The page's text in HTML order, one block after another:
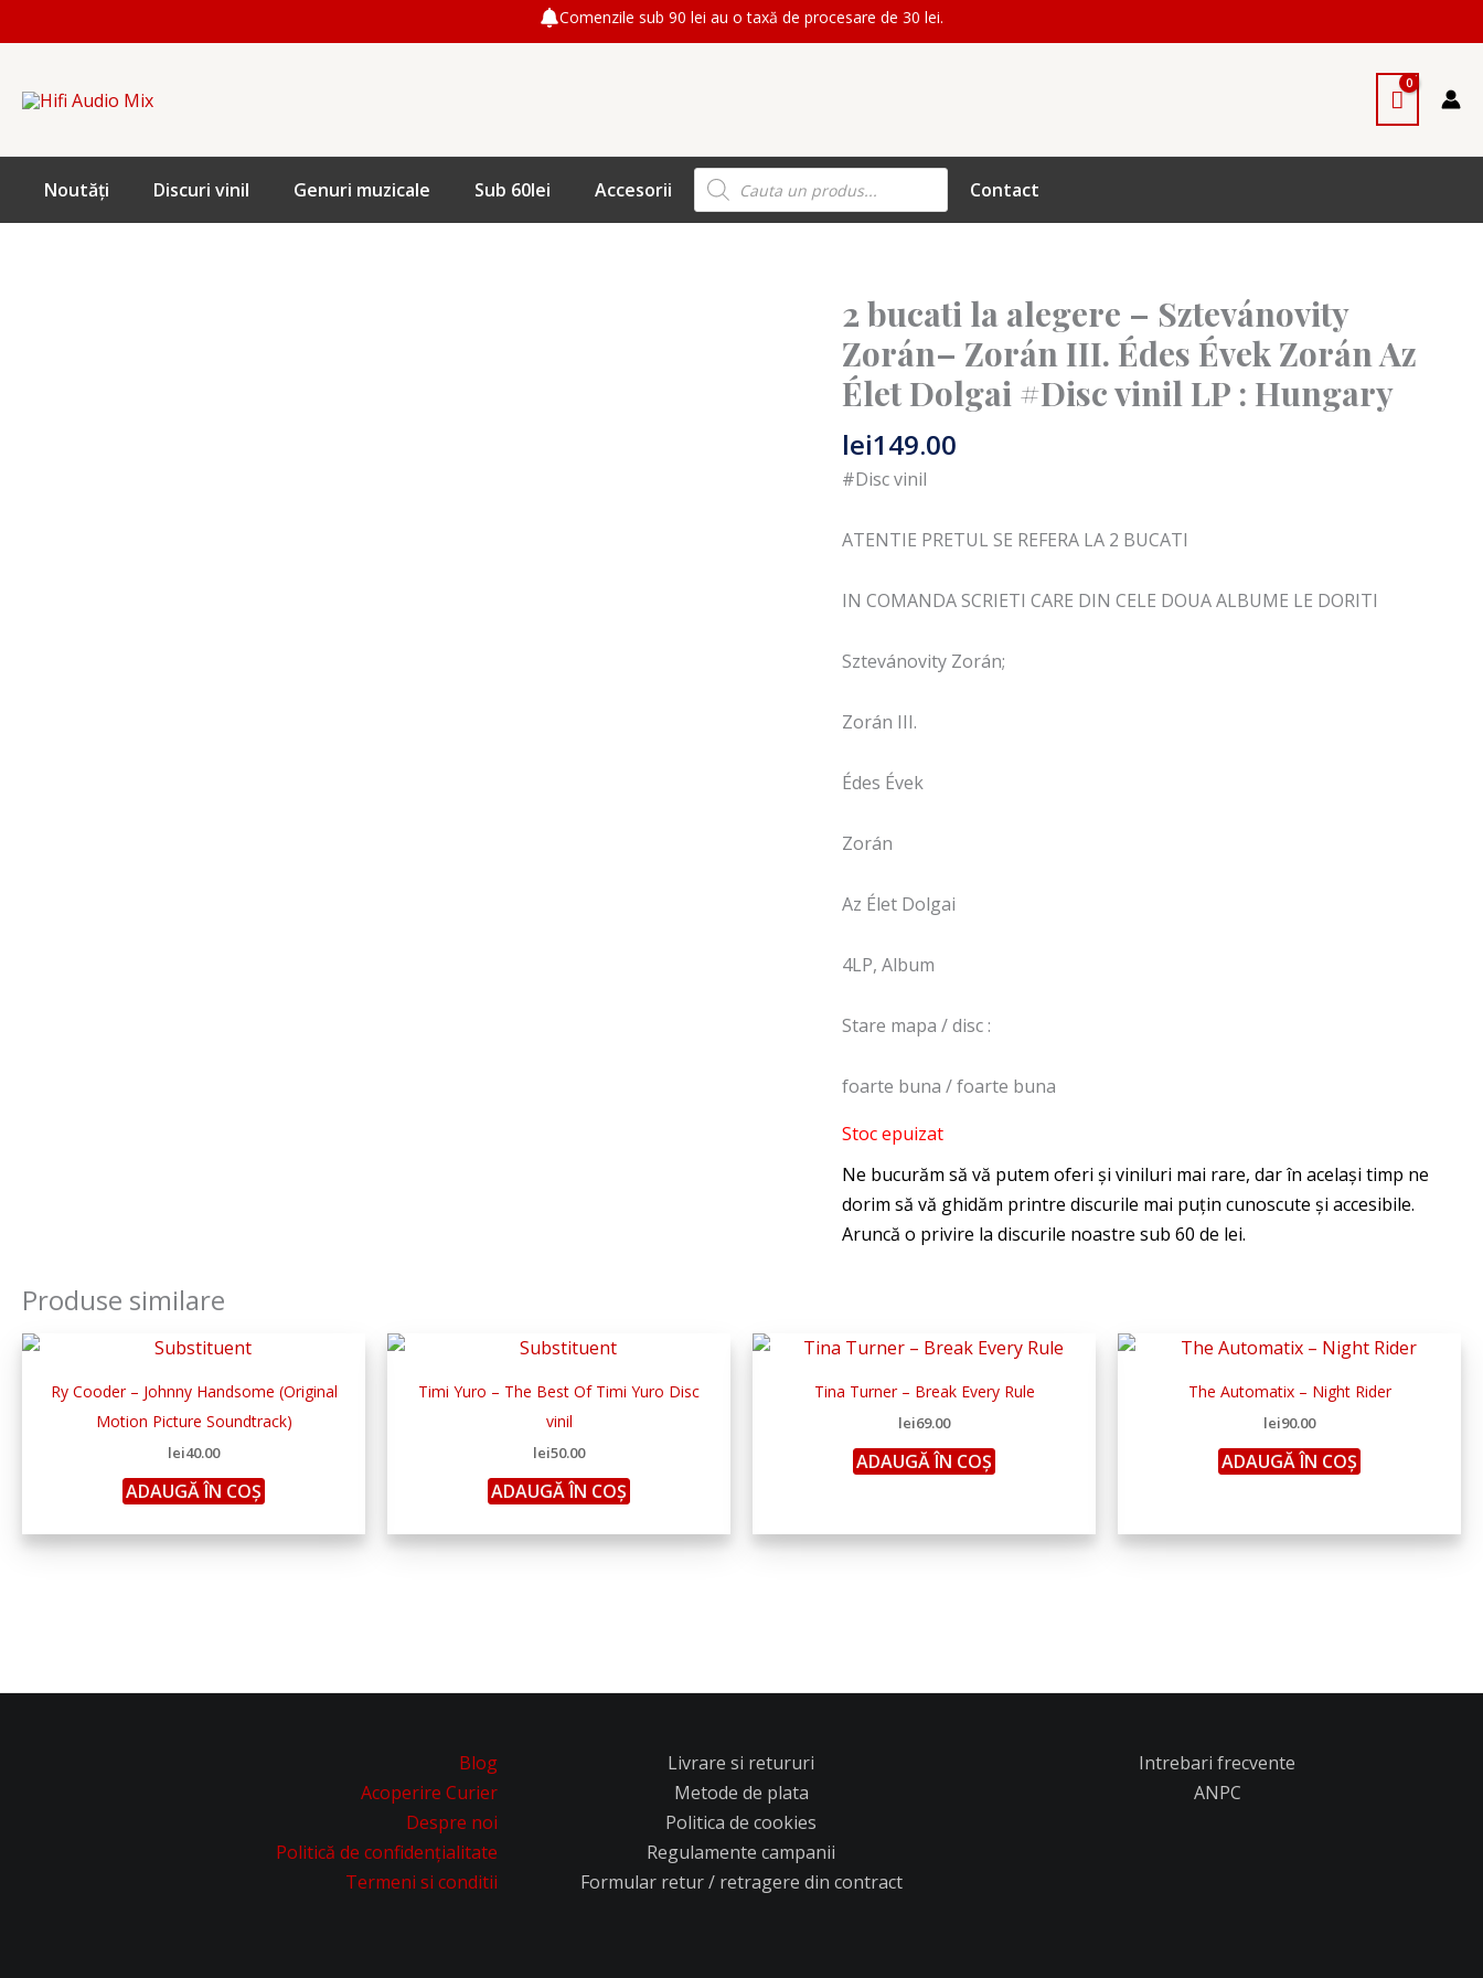
Comenzile sub 90 lei au o taxă de procesare de 30 lei.
to
Noutăți Discuri vinil Genuri muzicale Sub 60lei Accesorii
Products
search Contact
2 bucati la alegere – Sztevánovity
Zorán– Zorán III. Édes Évek Zorán Az
Élet Dolgai #Disc vinil LP : Hungary
lei149.00
#Disc vinil
ATENTIE PRETUL SE REFERA LA 2 BUCATI
IN COMANDA SCRIETI CARE DIN CELE DOUA ALBUME LE DORITI
Sztevánovity Zorán;
Zorán III.
Édes Évek
Zorán
Az Élet Dolgai
4LP, Album
Stare mapa / disc :
foarte buna / foarte buna
Stoc epuizat
Produse similare
Ry Cooder – Johnny Handsome (Original
Motion Picture Soundtrack)
lei40.00
ADAUGĂ ÎN COȘ
Timi Yuro – The Best Of Timi Yuro Disc
vinil
lei50.00
ADAUGĂ ÎN COȘ
Tina Turner – Break Every Rule
lei69.00
ADAUGĂ ÎN COȘ
The Automatix – Night Rider
lei90.00
ADAUGĂ ÎN COȘ
Blog
Acoperire Curier
Despre noi
Politică de confidențialitate
Termeni si conditii
Livrare si retururi
Metode de plata
Politica de cookies
Regulamente campanii
Formular retur / retragere din contract
Intrebari frecvente
ANPC